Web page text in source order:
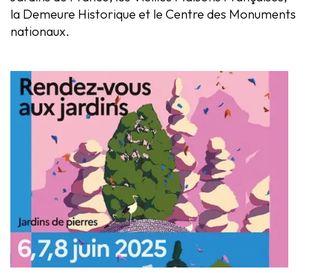
la Demeure Historique et le Centre des Monuments
nationaux.